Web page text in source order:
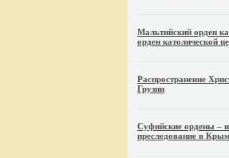
Мальтийский орден
орден католической
Распространение
Грузии
Суфийские ордены –
преследование в